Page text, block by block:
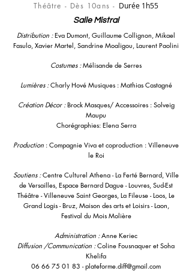
Théâtre - Dès 10ans - Durée 1h55
Salle Mistral
Distribution :Eva Dumont, Guillaume Collignon, Mikael
Fasulo, Xavier Martel, Sandrine Moaligou, Laurent Paolini
Costumes :Mélisande de Serres
Lumières :Charly Hové Musiques : Mathias Castagné
Création Décor :Brock Masques/ Accessoires : Solveig
Maupu
Chorégraphies: Elena Serra
Production : Compagnie Viva et coproduction : Villeneuve
le Roi
Soutiens :Centre Culturel Athena - La Ferté Bernard, Ville
de Versailles, Espace Bernard Dague - Louvres, Sud-Est
Théâtre - Villeneuve Saint Georges, La Fileuse - Loos, Le
Grand Logis - Bruz, Maison des arts et Loisirs - Laon,
Festival du Mois Molière
Administration :Anne Keriec
Diffusion /Communication :Coline Fousnaquer et Soha
Khelifa
06 66 75 01 83 - plateforme.diff@gmail.com